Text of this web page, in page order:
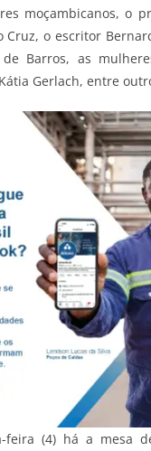
moçambicanos, o
Cruz, o escritor
de Barros, as
Gerlach, entre
feira (4) há a mesa